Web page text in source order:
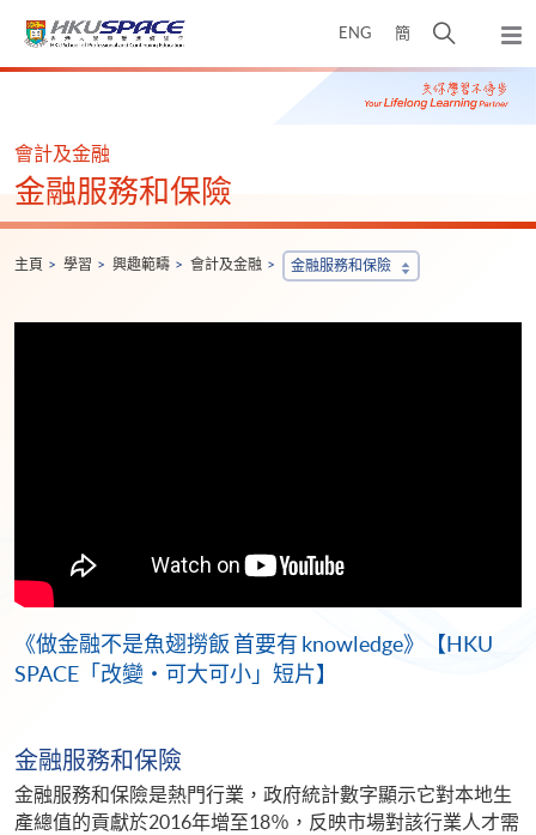
ENG 簡
開
搜
尋
彈
出
主
Main
會計及金融
金融服務和保險
主頁 學習 興趣範疇 會計及金融 金融服務和保險
《做金融不是魚翅撈飯 首要有 knowledge》【HKU
SPACE「改變‧可大可小」短片】
金融服務和保險
金融服務和保險是熱門行業，政府統計數字顯示它對本地生
產總值的貢獻於2016年增至18％，反映市場對該行業人才需